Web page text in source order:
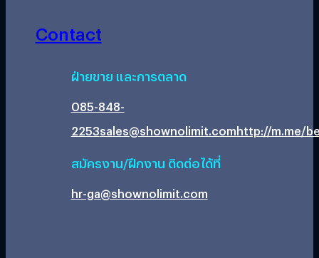
Contact
ฝ่ายขาย และการตลาด
085-848-
2253sales@shownolimit.comhttp://m.me/
สมัครงาน/ฝึกงาน ติดต่อได้ที่
hr-ga@shownolimit.com